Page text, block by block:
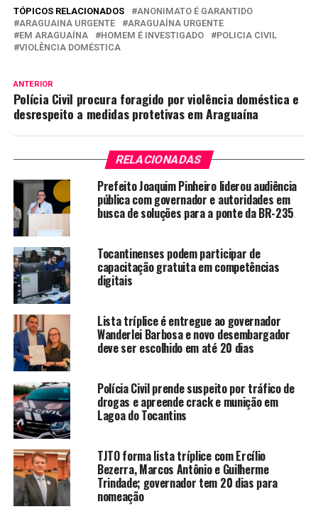
TÓPICOS RELACIONADOS
ANONIMATO É GARANTIDO
ARAGUAINA URGENTE
ARAGUAÍNA URGENTE
EM ARAGUAÍNA
HOMEM É INVESTIGADO
POLICIA CIVIL
VIOLÊNCIA DOMÉSTICA
ANTERIOR
Polícia Civil procura foragido por violência doméstica e
desrespeito a medidas protetivas em Araguaína
RELACIONADAS
Prefeito Joaquim Pinheiro liderou audiência
pública com governador e autoridades em
busca de soluções para a ponte da BR-235
Tocantinenses podem participar de
capacitação gratuita em competências
digitais
Lista tríplice é entregue ao governador
Wanderlei Barbosa e novo desembargador
deve ser escolhido em até 20 dias
Polícia Civil prende suspeito por tráfico de
drogas e apreende crack e munição em
Lagoa do Tocantins
TJTO forma lista tríplice com Ercílio
Bezerra, Marcos Antônio e Guilherme
Trindade; governador tem 20 dias para
nomeação